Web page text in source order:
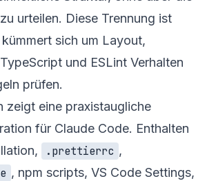
urteilen. Diese Trennung ist
sich um Layout,
und ESLint Verhalten
prüfen.
zeigt eine praxistaugliche
für Claude Code. Enthalten
.prettierrc ,
, npm scripts, VS Code Settings,